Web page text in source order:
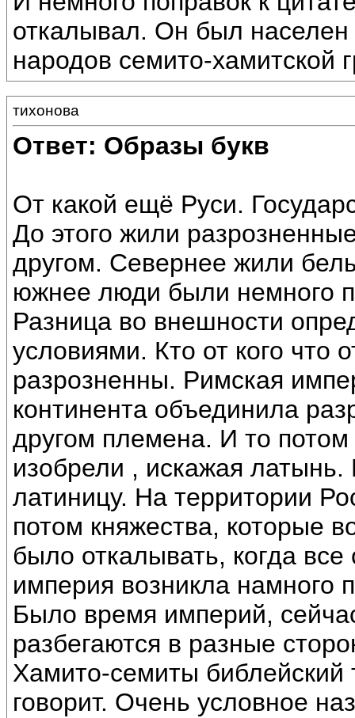
откалывал. Он был
народов семито-хамитской
тихонова
Ответ: Образы букв
От какой ещё Руси.
До этого жили
другом. Севернее жили
южнее люди были немного
Разница во внешности
условиями. Кто от кого что
разрозненны. Римская
континента объединила
другом племена. И то
изобрели , искажая
латиницу. На территории
потом княжества, которые
было откалывать, когда
империя возникла намного
Было время империй,
разбегаются в разные
Хамито-семиты
говорит. Очень условное